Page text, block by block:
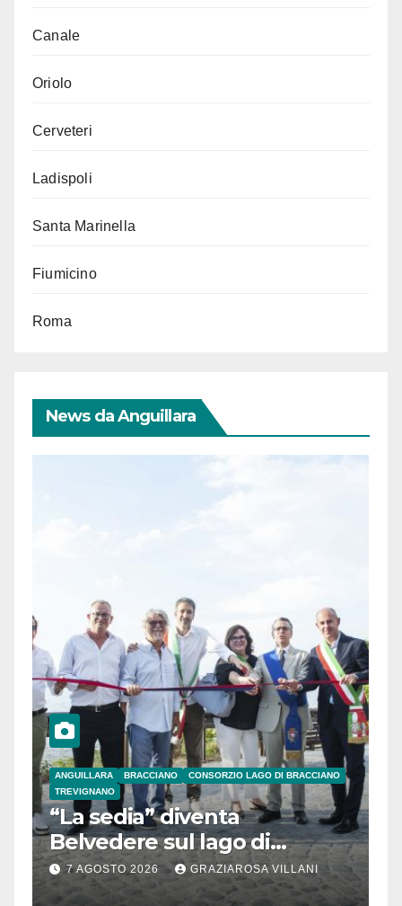
Canale
Oriolo
Cerveteri
Ladispoli
Santa Marinella
Fiumicino
Roma
News da Anguillara
ANGUILLARA BRACCIANO
CONSORZIO LAGO DI BRACCIANO
TREVIGNANO
“La sedia” diventa
Belvedere sul lago di
Bracciano: ieri
l’inaugurazione
7 AGOSTO 2026 GRAZIAROSA VILLANI